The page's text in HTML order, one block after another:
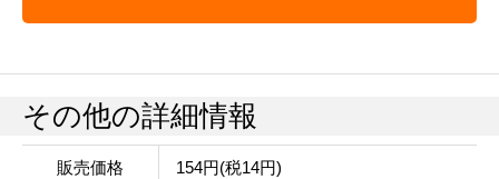
その他の詳細情報
販売価格 154円(税14円)